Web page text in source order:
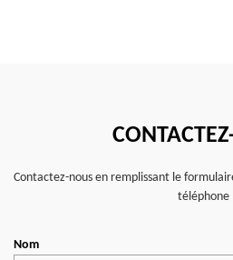
Contactez-nous en remplissant le
téléphone
Nom